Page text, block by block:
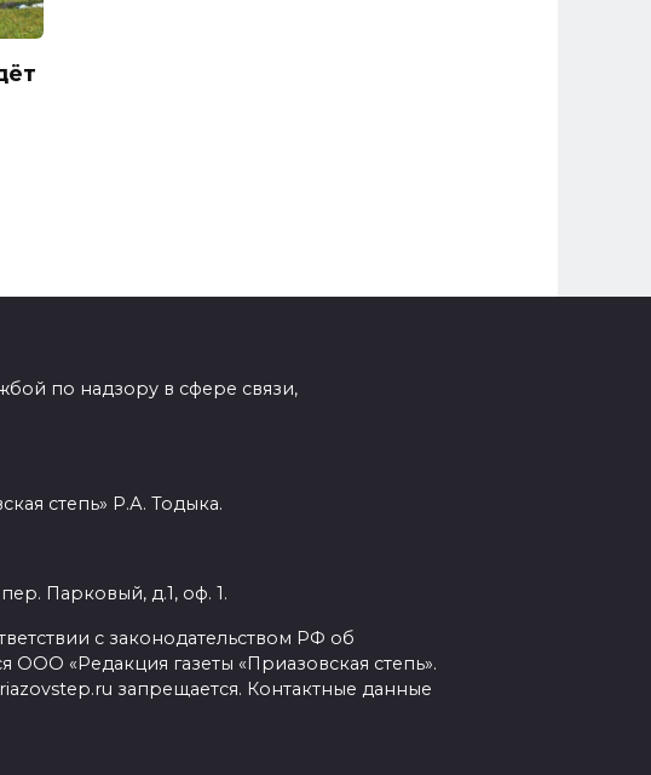
по надзору в сфере связи,
степь» Р.А. Тодыка.
Парковый, д.1, оф. 1.
с законодательством РФ об
ООО «Редакция газеты «Приазовская степь».
запрещается. Контактные данные